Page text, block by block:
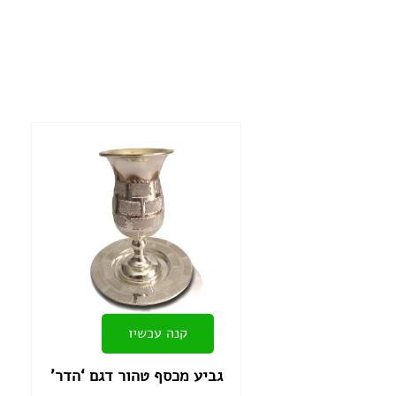
קנה עכשיו
גביע מכסף טהור דגם ‘הדר’